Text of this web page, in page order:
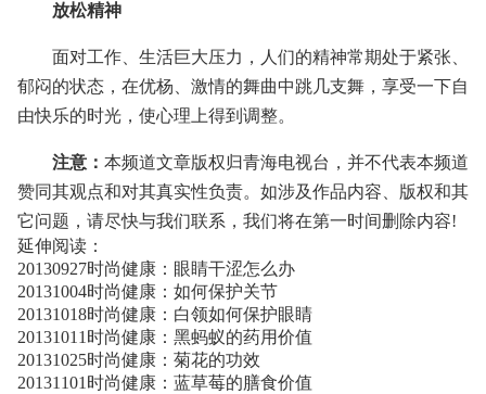
放松精神
面对工作、生活巨大压力，人们的精神常期处于紧张、
郁闷的状态，在优杨、激情的舞曲中跳几支舞，享受一下自
由快乐的时光，使心理上得到调整。
注意： 本频道文章版权归青海电视台，并不代表本频道
赞同其观点和对其真实性负责。如涉及作品内容、版权和其
它问题，请尽快与我们联系，我们将在第一时间删除内容!
延伸阅读：
20130927时尚健康：眼睛干涩怎么办
20131004时尚健康：如何保护关节
20131018时尚健康：白领如何保护眼睛
20131011时尚健康：黑蚂蚁的药用价值
20131025时尚健康：菊花的功效
20131101时尚健康：蓝草莓的膳食价值